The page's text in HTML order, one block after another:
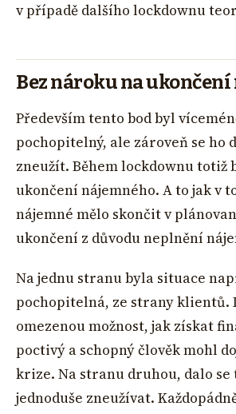
v případě dalšího lockdownu
Bez nároku na
Především tento bod byl
pochopitelný, ale zároveň se ho
zneužít. Během lockdownu totiž
ukončení nájemného. A to jak v
nájemné mělo skončit v
ukončení z důvodu neplnění
Na jednu stranu byla situace
pochopitelná, ze strany klientů.
omezenou možnost, jak získat
poctivý a schopný člověk mohl
krize. Na stranu druhou, dalo se
jednoduše zneužívat.